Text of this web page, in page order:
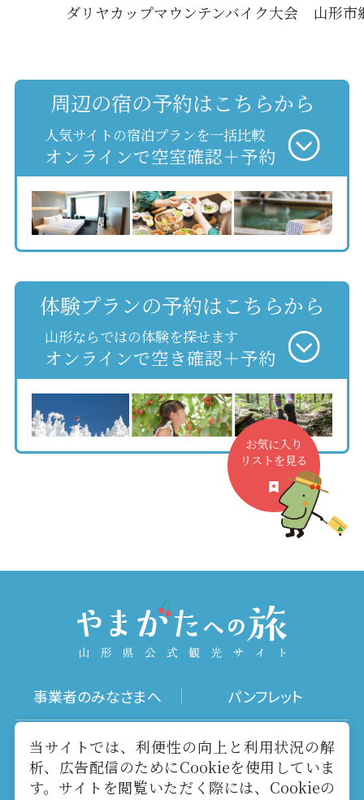
ダリヤカップマウンテンバイク大会 山形市
周辺の宿の予約はこちらから
人気サイトの宿泊プランを一括比較
オンラインで空室確認＋予約
体験プランの予約はこちらから
山形ならではの体験を探せます
オンラインで空き確認＋予約
お気に入り
リストを見る
事業者のみなさまへ パンフレット
写真ダウンロード 動画ギャラリー
お役立ちリンク 当サイトについて
当サイトでは、利便性の向上と利用状況の解
析、広告配信のためにCookieを使用していま
す。サイトを閲覧いただく際には、Cookieの